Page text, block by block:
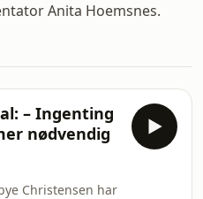
Anita Hoemsnes.
– Ingenting
nødvendig
Christensen har